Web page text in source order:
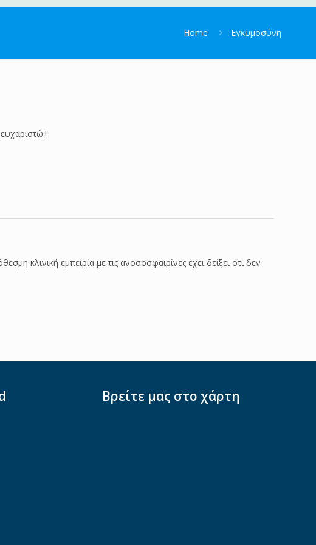
Home Εγκυμοσύνη
κλινική εμπειρία με τις ανοσοσφαιρίνες έχει δείξει ότι δεν
Βρείτε μας στο χάρτη